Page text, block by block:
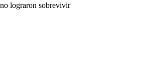
lograron sobrevivir